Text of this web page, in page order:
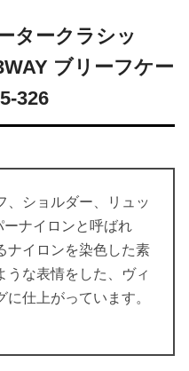
タークラシッ
ブリーフケー
326
、ショルダー、リュッ
ーナイロンと呼ばれ
ナイロンを染色した素
うな表情をした、ヴィ
仕上がっています。